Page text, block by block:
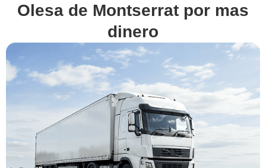
Olesa de Montserrat por mas
dinero